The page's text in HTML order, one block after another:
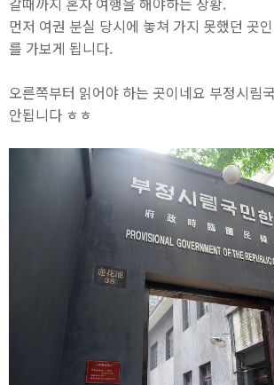
먼저 여권 분실 당시에 놓쳐 가지 못했던 곳
를 가보게 됩니다.
오른쪽부터 읽어야 하는 곳이네요 부정시림
안됩니다 ㅎㅎ